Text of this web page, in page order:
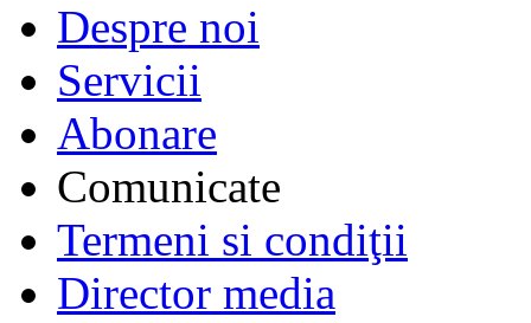
Despre noi
Servicii
Abonare
Comunicate
Termeni si condiţii
Director media